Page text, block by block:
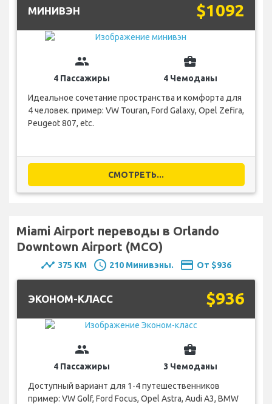
МИНИВЭН $1092
group
4 Пассажиры
business_center
4 Чемоданы
Идеальное сочетание пространства и комфорта для
4 человек. пример: VW Touran, Ford Galaxy, Opel Zefira,
Peugeot 807, etc.
СМОТРЕТЬ...
Miami Airport переводы в Orlando
Downtown Airport (MCO)
timeline 375 KM schedule 210 Минивэны. payment От $936
ЭКОНОМ-КЛАСС $936
group
4 Пассажиры
business_center
3 Чемоданы
Доступный вариант для 1-4 путешественников
пример: VW Golf, Ford Focus, Opel Astra, Audi A3, BMW